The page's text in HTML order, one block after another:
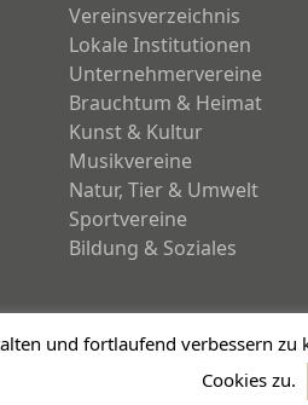
Vereinsverzeichnis
Lokale Institutionen
Unternehmervereine
Brauchtum & Heimat
Kunst & Kultur
Musikvereine
Natur, Tier & Umwelt
Sportvereine
Bildung & Soziales
und fortlaufend verbessern
Cookies zu.